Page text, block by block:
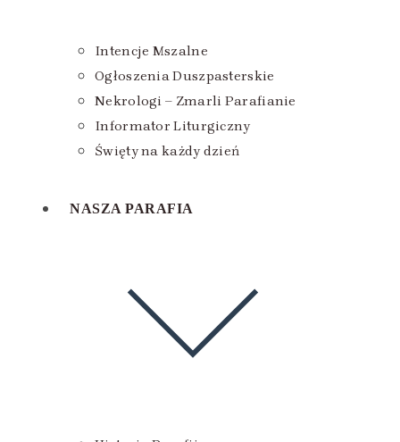
Intencje Mszalne
Ogłoszenia Duszpasterskie
Nekrologi – Zmarli Parafianie
Informator Liturgiczny
Święty na każdy dzień
NASZA PARAFIA